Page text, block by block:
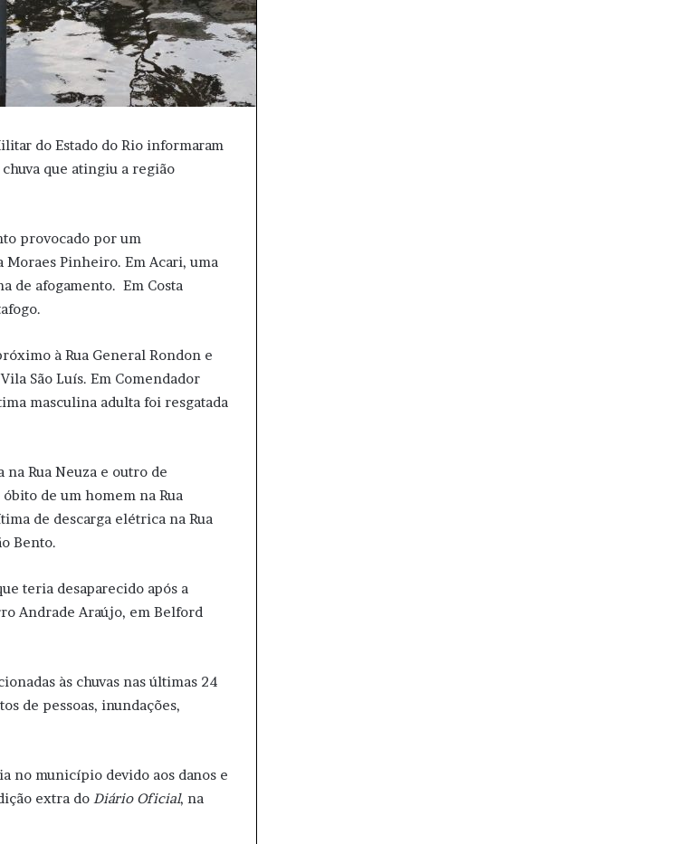
do Estado do Rio informaram
que atingiu a região
provocado por um
Moraes Pinheiro. Em Acari, uma
de afogamento. Em Costa
à Rua General Rondon e
São Luís. Em Comendador
masculina adulta foi resgatada
Rua Neuza e outro de
de um homem na Rua
de descarga elétrica na Rua
Bento.
teria desaparecido após a
Andrade Araújo, em Belford
às chuvas nas últimas 24
de pessoas, inundações,
no município devido aos danos e
extra do Diário Oficial, na